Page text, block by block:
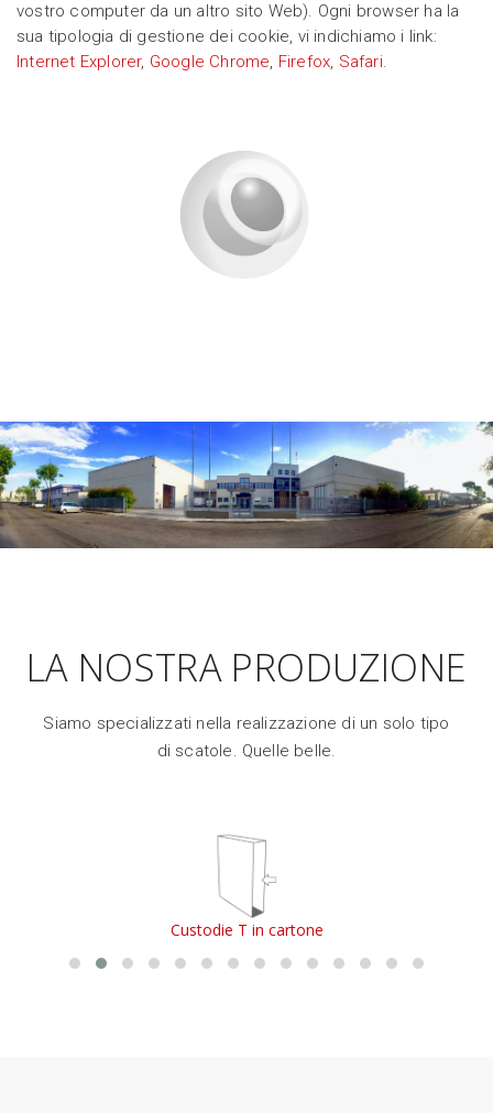
vostro computer da un altro sito Web). Ogni browser ha la
sua tipologia di gestione dei cookie, vi indichiamo i link:
Internet Explorer, Google Chrome, Firefox, Safari.
LA NOSTRA PRODUZIONE
Siamo specializzati nella realizzazione di un solo tipo
di scatole. Quelle belle.
Monocuvette in cartone